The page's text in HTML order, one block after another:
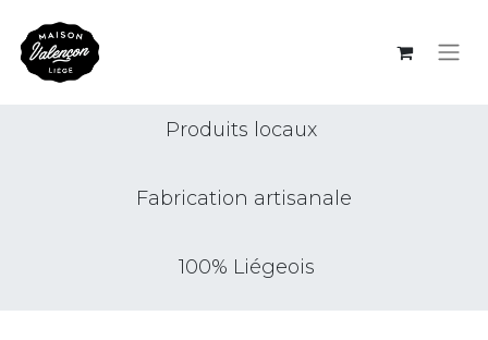
Produits locaux
Fabrication artisanale
100% Liégeois